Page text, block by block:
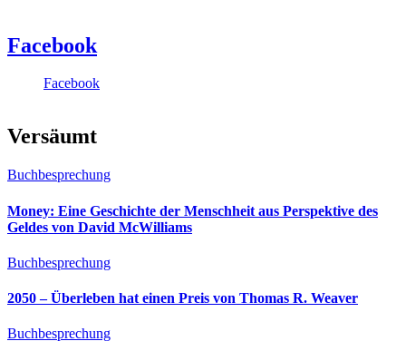
Facebook
Facebook
Versäumt
Buchbesprechung
Money: Eine Geschichte der Menschheit aus Perspektive des
Geldes von David McWilliams
Buchbesprechung
2050 – Überleben hat einen Preis von Thomas R. Weaver
Buchbesprechung